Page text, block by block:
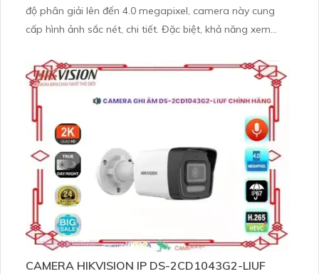
độ phân giải lên đến 4.0 megapixel, camera này cung
cấp hình ảnh sắc nét, chi tiết. Đặc biệt, khả năng xem
cả trong điều kiện thiếu sáng
CAMERA HIKVISION IP DS-2CD1043G2-LIUF